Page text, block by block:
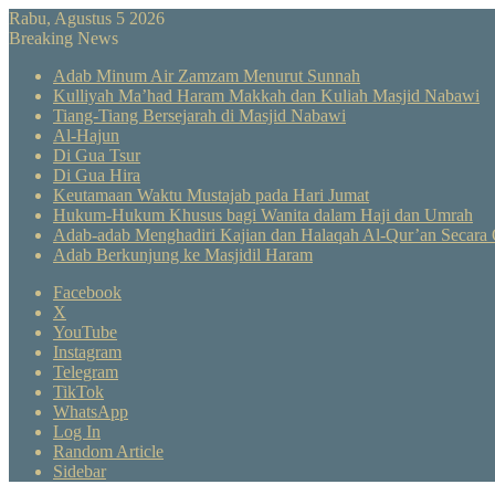
Rabu, Agustus 5 2026
Breaking News
Adab Minum Air Zamzam Menurut Sunnah
Kulliyah Ma’had Haram Makkah dan Kuliah Masjid Nabawi
Tiang-Tiang Bersejarah di Masjid Nabawi
Al-Hajun
Di Gua Tsur
Di Gua Hira
Keutamaan Waktu Mustajab pada Hari Jumat
Hukum-Hukum Khusus bagi Wanita dalam Haji dan Umrah
Adab-adab Menghadiri Kajian dan Halaqah Al-Qur’an Secara
Adab Berkunjung ke Masjidil Haram
Facebook
X
YouTube
Instagram
Telegram
TikTok
WhatsApp
Log In
Random Article
Sidebar